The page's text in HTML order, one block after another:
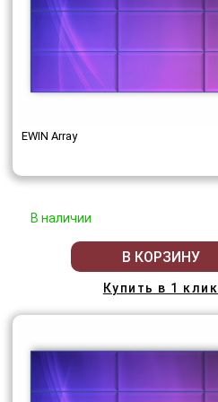
EWIN Array
В наличии
В КОРЗИНУ
Купить в 1 клик